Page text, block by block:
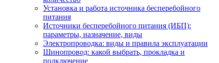
Установка и работа источника бесперебойного
питания
Источники бесперебойного питания (ИБП):
параметры, назначение, виды
Электропроводка: виды и правила эксплуатации
Шинопровод: какой выбрать, прокладка и
подключение